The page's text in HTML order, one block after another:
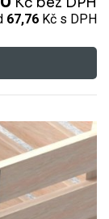
67,76 Kč s DPH